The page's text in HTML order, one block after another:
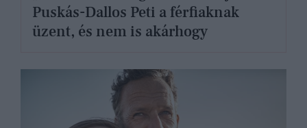
Puskás-Dallos Peti a férfiaknak
üzent, és nem is akárhogy